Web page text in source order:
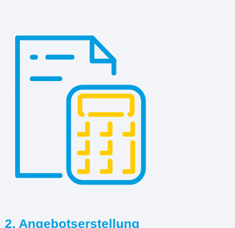
2. Angebotserstellung